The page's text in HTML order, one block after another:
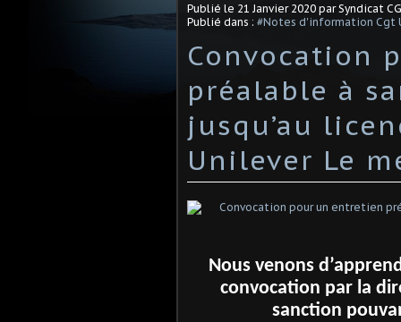
Publié le 21 Janvier 2020 par Syndicat
Publié dans : #Notes d'information Cgt
Convocation
préalable à
jusqu’au
Unilever Le
Nous venons
convocation par la
sanction